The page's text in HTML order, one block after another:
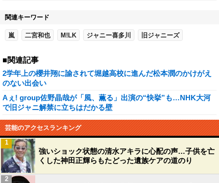
関連キーワード
嵐 二宮和也 M!LK ジャニー喜多川 旧ジャニーズ
■関連記事
2学年上の櫻井翔に諭されて堀越高校に進んだ松本潤のかけがえ
のない出会い
Aぇ! group佐野晶哉が「風、薫る」出演の“快挙”も…NHK大河
で旧ジャニ解禁に立ちはだかる壁
芸能のアクセスランキング
強いショック状態の清水アキラに心配の声…子供を亡
くした神田正輝らもたどった遺族ケアの道のり
1
2